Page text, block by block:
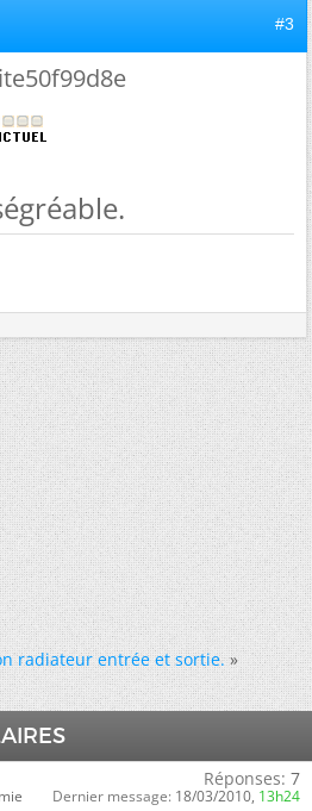
#3
radiateur entrée et sortie. »
Réponses: 7
Dernier message: 18/03/2010, 13h24